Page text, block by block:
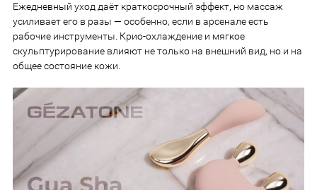
Ежедневный уход даёт краткосрочный эффект, но массаж
усиливает его в разы — особенно, если в арсенале есть
рабочие инструменты. Крио-охлаждение и мягкое
скульптурирование влияют не только на внешний вид, но и на
общее состояние кожи.